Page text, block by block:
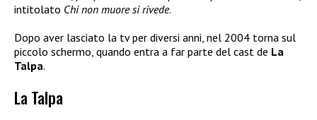
intitolato Chi non muore si rivede.
Dopo aver lasciato la tv per diversi anni, nel 2004 torna sul
piccolo schermo, quando entra a far parte del cast de La
Talpa.
La Talpa